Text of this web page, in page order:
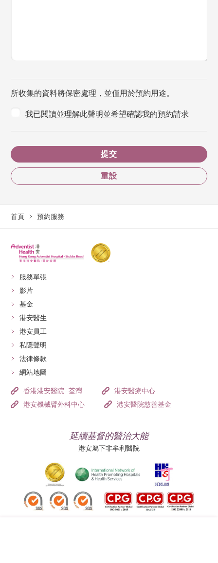
所收集的資料將保密處理，並僅用於預約用途。
我已閱讀並理解此聲明並希望確認我的預約請求
提交
重設
首頁 預約服務
服務單張
影片
基金
港安醫生
港安員工
私隱聲明
法律條款
網站地圖
香港港安醫院–荃灣
港安醫療中心
港安機械臂外科中心
港安醫院慈善基金
延續基督的醫治大能
港安屬下非牟利醫院